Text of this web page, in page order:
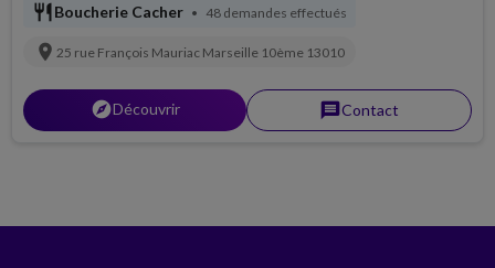
restaurant Boucherie Cacher • 48 demandes effectués
location_on 25 rue François Mauriac Marseille 10ème 13010
explorerDécouvrir messageContact